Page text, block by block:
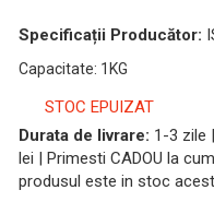
Specificații Producător:
Capacitate: 1KG
STOC EPUIZAT
Durata de livrare: 1-3 zile
lei | Primesti CADOU la
produsul este in stoc